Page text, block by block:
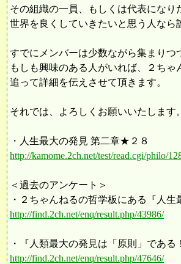
その組織の一員、もしくは代表になり
世界を良くしていきたいと思う人なら
すでにメンバーは少数ながら集まりつ
もしも興味のある人がいれば、２ちゃ
追って詳細を伝えさせて頂きます。
それでは、よろしくお願いいたします。
・人生最大の発見 第二章★２８
http://kamome.2ch.net/test/read.cgi/philo/
＜過去のアンケート＞
・２ちゃんねるの哲学板にある『人
http://find.2ch.net/enq/result.php/43986/
・『人類最大の発見は「原則」であ
http://find.2ch.net/enq/result.php/47646/